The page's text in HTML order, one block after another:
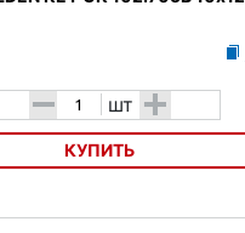
- шт +
КУПИТЬ